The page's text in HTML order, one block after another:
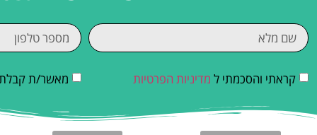
קראתי והסכמתי ל מדיניות הפרטיות מאשר/ת קבלת